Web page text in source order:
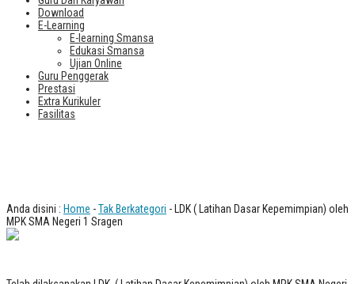
Download
E-Learning
E-learning Smansa
Edukasi Smansa
Ujian Online
Guru Penggerak
Prestasi
Extra Kurikuler
Fasilitas
Anda disini : Home -Tak Berkategori - LDK ( Latihan Dasar Kepemimpian) oleh
MPK SMA Negeri 1 Sragen